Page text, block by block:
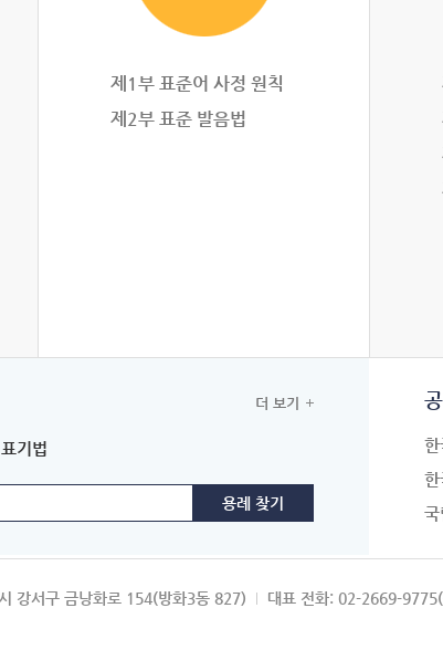
제1부 표준어 사정 원칙
제2부 표준 발음법
기법
더 보기
한
한
국
강서구 금낭화로 154(방화3동 827) 대표 전화: 02-2669-